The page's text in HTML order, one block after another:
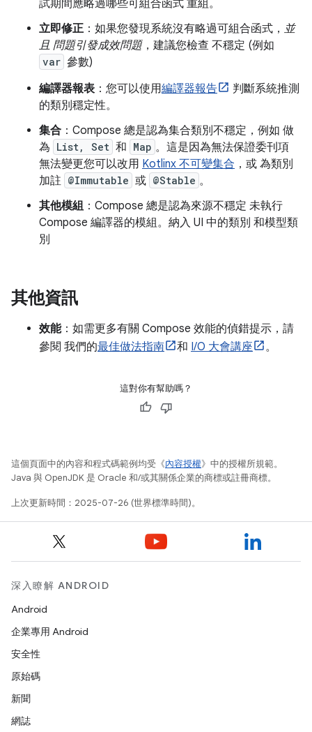
試期間應略過哪些可組合函式 重組。
立即修正 ：如果您發現系統沒有略過可組合函式， 並
且 問題引發成效問題 ，建議您檢查 不穩定 (例如
var 參數)
編譯器報表 ：您可以使用編譯器報告
判斷系統推測
的類別穩定性。
集合 ：Compose 總是認為集合類別不穩定，例如 做
為 List, Set 和 Map 。這是因為無法保證委刊項
無法變更您可以改用 Kotlinx 不可變集合 ，或 為類別
加註 @Immutable 或 @Stable 。
其他模組：Compose 總是認為來源不穩定 未執行
Compose 編譯器的模組。納入 UI 中的類別 和模型類
別
其他資訊
效能：如需更多有關 Compose 效能的偵錯提示，請
參閱 我們的最佳做法指南 和 I/O 大會講座 。
這對你有幫助嗎？
這個頁面中的內容和程式碼範例均受《內容授權》中的授權所規範。
Java 與 OpenJDK 是 Oracle 和/或其關係企業的商標或註冊商標。
上次更新時間：2025-07-26 (世界標準時間)。
深入瞭解 ANDROID
Android
企業專用 Android
安全性
原始碼
新聞
網誌